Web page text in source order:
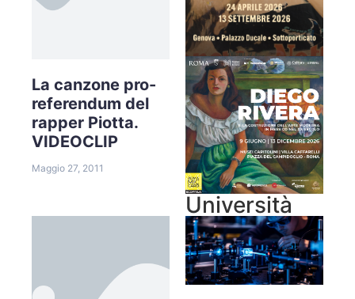
La canzone pro-
referendum del
rapper Piotta.
VIDEOCLIP
Maggio 27, 2011
Università